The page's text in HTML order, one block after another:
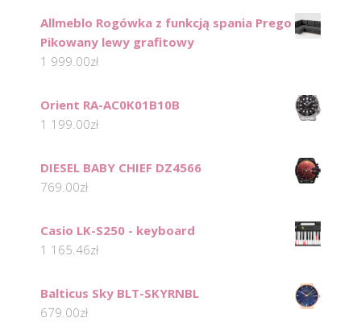
Allmeblo Rogówka z funkcją spania Prego
Pikowany lewy grafitowy
1 999.00zł
Orient RA-AC0K01B10B
1 199.00zł
DIESEL BABY CHIEF DZ4566
769.00zł
Casio LK-S250 - keyboard
1 165.46zł
Balticus Sky BLT-SKYRNBL
679.00zł